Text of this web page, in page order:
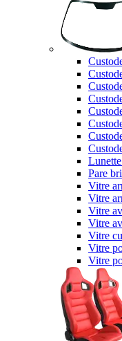
Pare
Vitre
Vitre
Vitre
Vitre
Vitre
Vitre
Vitre